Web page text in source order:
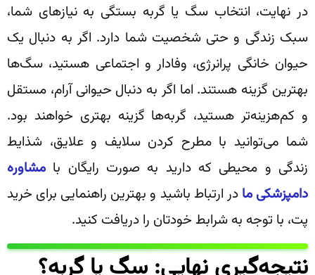
در نهایت، انتخاب سگ یا گربه بستگی به نیازهای شما،
سبک زندگی و حتی شخصیت شما دارد. اگر به دنبال یک
حیوان خانگی پرانرژی، وفادار و اجتماعی هستید، سگ‌ها
بهترین گزینه هستند. اما اگر به دنبال حیوانی آرام، مستقل
و کم‌هزینه‌تر هستید، گربه‌ها گزینه بهتری خواهند بود.
شما می‌توانید با مطرح کردن سلایف و علایق، شذایط
زندگی و محیطی که دارید به صورت رایگان با مشاوره
دامپزشکی ما در ارتباط باشید و بهترین راهنمایی برای خرید
پت، با توجه به شرابط خودتان را دریافت کنید.